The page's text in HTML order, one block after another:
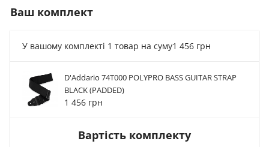
Стреплоки для
ременя Dunlop...
Стреплоки для
Ваш комплект
У вашому комплекті 1 товар на суму1 456 грн
D'Addario 74T000 POLYPRO BASS GUITAR STRAP
BLACK (PADDED)
1 456 грн
Вартість комплекту